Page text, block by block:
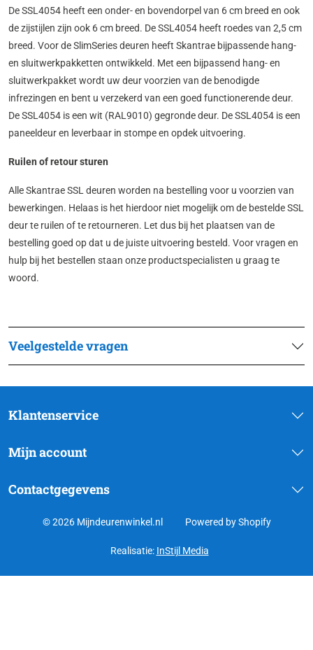
De SSL4054 heeft een onder- en bovendorpel van 6 cm breed en ook
de zijstijlen zijn ook 6 cm breed. De SSL4054 heeft roedes van 2,5 cm
breed. Voor de SlimSeries deuren heeft Skantrae bijpassende hang-
en sluitwerkpakketten ontwikkeld. Met een bijpassend hang- en
sluitwerkpakket wordt uw deur voorzien van de benodigde
infrezingen en bent u verzekerd van een goed functionerende deur.
De SSL4054 is een wit (RAL9010) gegronde deur. De SSL4054 is een
paneeldeur en leverbaar in stompe en opdek uitvoering.
Ruilen of retour sturen
Alle Skantrae SSL deuren worden na bestelling voor u voorzien van
bewerkingen. Helaas is het hierdoor niet mogelijk om de bestelde SSL
deur te ruilen of te retourneren. Let dus bij het plaatsen van de
bestelling goed op dat u de juiste uitvoering besteld. Voor vragen en
hulp bij het bestellen staan onze productspecialisten u graag te
woord.
Veelgestelde vragen
Klantenservice
Mijn account
Contactgegevens
© 2026 Mijndeurenwinkel.nl Powered by Shopify
Realisatie: InStijl Media